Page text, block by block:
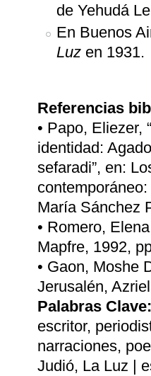
de Yehudá
En Buenos
Luzen 1931.
Referencias
• Papo, Eliezer,
identidad:
sefaradi”, en:
María Sánchez
• Romero,
Mapfre, 1992,
• Gaon, Moshe
Jerusalén,
Palabras Clave:
escritor,
narraciones,
Judió, La Luz |